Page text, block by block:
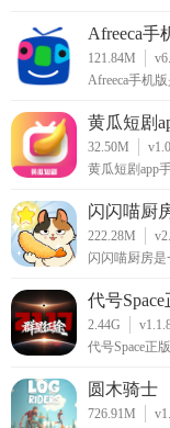
Afreeca手
121.84M
Afreeca手机
黄瓜短剧
32.50M
黄瓜短剧app
闪闪喵厨
222.28M
闪闪喵厨房是
代号Space
2.44G
代号Space正
圆木骑士
726.91M